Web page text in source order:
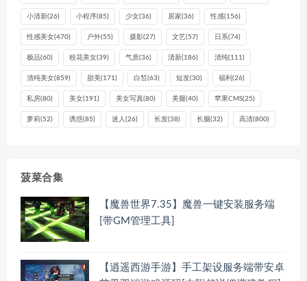
小清新(26) 小程序(85) 少女(36) 居家(36) 性感(156)
性感美女(470) 户外(55) 摄影(27) 文艺(57) 日系(74)
极品(60) 校花美女(39) 气质(36) 清新(186) 清纯(111)
清纯美女(859) 甜美(171) 白皙(63) 短发(30) 福利 (26)
私房(80) 美女(191) 美女写真(80) 美腿(40) 苹果CMS(25)
萝莉(52) 诱惑(85) 迷人 (26) 长发(38) 长腿(32) 高清(800)
菠菜合集
【魔兽世界7.35】魔兽一键安装服务端
[带GM管理工具]
【逍遥西游手游】手工架设服务端带安卓